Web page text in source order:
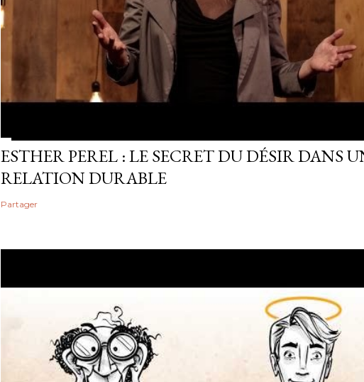
ESTHER PEREL : LE SECRET DU DÉSIR DANS
RELATION DURABLE
Partager